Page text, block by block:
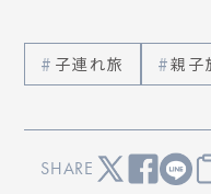
子連れ旅 親子
SHARE